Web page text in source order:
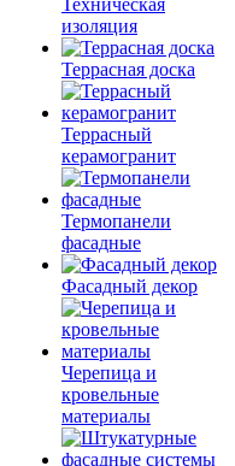
Техническая
изоляция
Террасная доска
Террасный
керамогранит
Термопанели
фасадные
Фасадный декор
Черепица и
кровельные
материалы